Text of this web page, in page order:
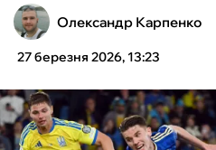
ТЕНІС
КІБЕРСПОРТ
ЧС-2026
Олександр Карпенко
27 березня 2026, 13:23